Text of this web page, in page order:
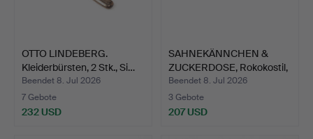
OTTO LINDEBERG.
Kleiderbürsten, 2 Stk., Si…
Beendet 8. Jul 2026
7 Gebote
232 USD
SAHNEKÄNNCHEN &
ZUCKERDOSE, Rokokostil,
Si…
Beendet 8. Jul 2026
3 Gebote
207 USD